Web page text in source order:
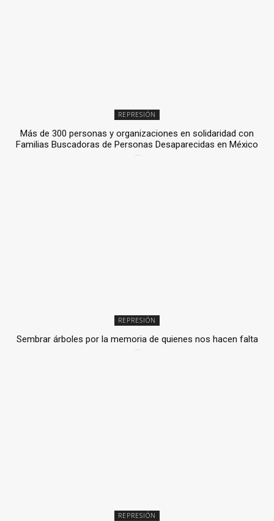
REPRESIÓN
Más de 300 personas y organizaciones en solidaridad con
Familias Buscadoras de Personas Desaparecidas en México
REPRESIÓN
Sembrar árboles por la memoria de quienes nos hacen falta
REPRESIÓN